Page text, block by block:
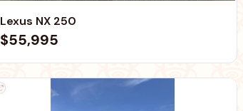
Lexus NX 250
$55,995